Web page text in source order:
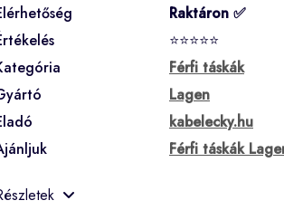
Raktáron ✅
⭐⭐⭐⭐⭐
Férfi táskák
Lagen
kabelecky.hu
Férfi táskák